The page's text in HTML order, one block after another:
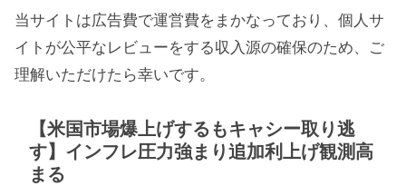
当サイトは広告費で運営費をまかなっており、個人サ
イトが公平なレビューをする収入源の確保のため、ご
理解いただけたら幸いです。
【米国市場爆上げするもキャシー取り逃
す】インフレ圧力強まり追加利上げ観測高
まる